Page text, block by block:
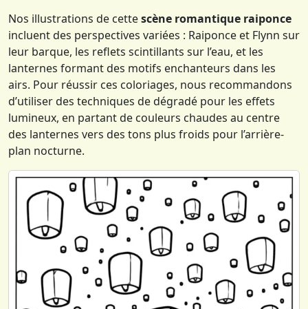
Nos illustrations de cettescène romantique raiponce
incluent des perspectives variées : Raiponce et Flynn sur
leur barque, les reflets scintillants sur l’eau, et les
lanternes formant des motifs enchanteurs dans les
airs. Pour réussir ces coloriages, nous recommandons
d’utiliser des techniques de dégradé pour les effets
lumineux, en partant de couleurs chaudes au centre
des lanternes vers des tons plus froids pour l’arrière-
plan nocturne.